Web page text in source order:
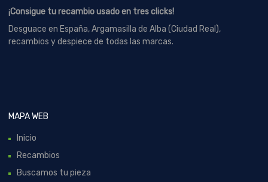
¡Consigue tu recambio usado en tres clicks!
Desguace en España, Argamasilla de Alba (Ciudad Real),
recambios y despiece de todas las marcas.
MAPA WEB
Inicio
Recambios
Buscamos tu pieza